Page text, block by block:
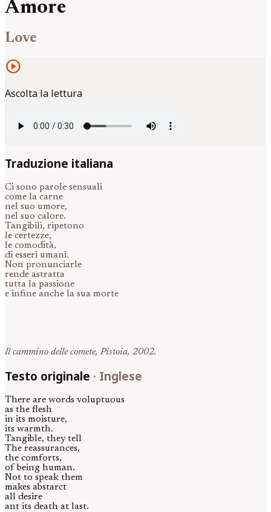
Amore
Love
play_circle
Ascolta la lettura
Traduzione italiana
Ci sono parole sensuali
come la carne
nel suo umore,
nel suo calore.
Tangibili, ripetono
le certezze,
le comodità,
di esseri umani.
Non pronunciarle
rende astratta
tutta la passione
e infine anche la sua morte
Il cammino delle comete, Pistoia, 2002.
Testo originale · Inglese
There are words voluptuous
as the flesh
in its moisture,
its warmth.
Tangible, they tell
The reassurances,
the comforts,
of being human.
Not to speak them
makes abstarct
all desire
ant its death at last.